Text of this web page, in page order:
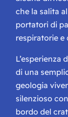
che la salita
portatori di
respiratorie e
L’esperienza
di una
geologia
silenzioso
bordo del